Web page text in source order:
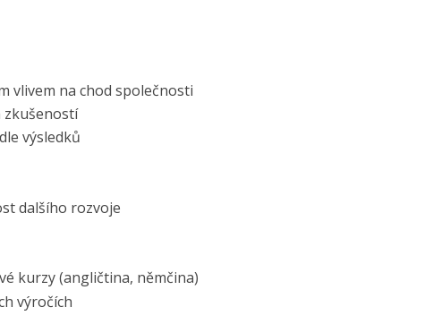
vlivem na chod společnosti
zkušeností
výsledků
dalšího rozvoje
kurzy (angličtina, němčina)
výročích